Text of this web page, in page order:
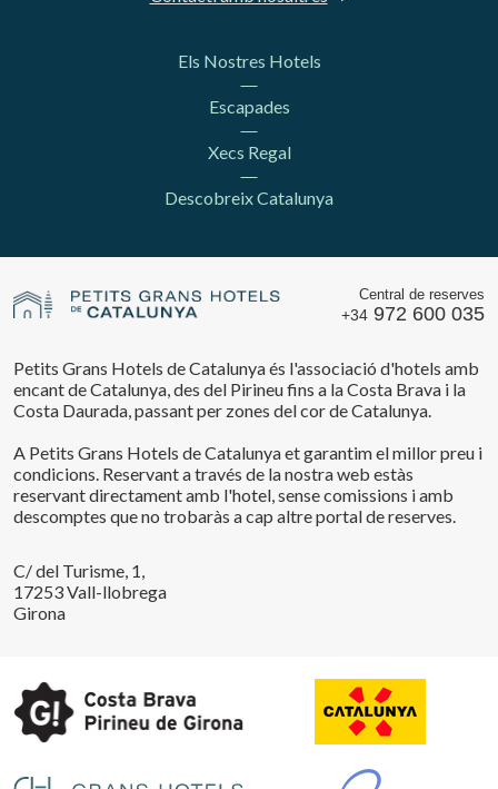
Els Nostres Hotels
Escapades
Xecs Regal
Descobreix Catalunya
Central de reserves
+34 972 600 035
Petits Grans Hotels de Catalunya és l'associació d'hotels amb
encant de Catalunya, des del Pirineu fins a la Costa Brava i la
Costa Daurada, passant per zones del cor de Catalunya.
A Petits Grans Hotels de Catalunya et garantim el millor preu i
condicions. Reservant a través de la nostra web estàs
reservant directament amb l'hotel, sense comissions i amb
descomptes que no trobaràs a cap altre portal de reserves.
C/ del Turisme, 1,
17253 Vall-llobrega
Girona